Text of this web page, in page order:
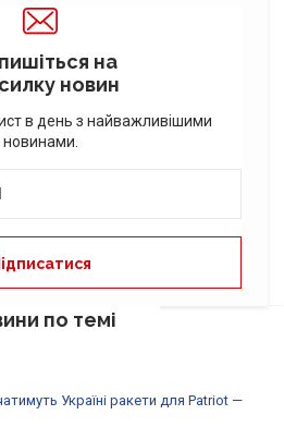
на
новин
в день з найважливішими
новинами.
по темі
Україні ракети для Patriot —